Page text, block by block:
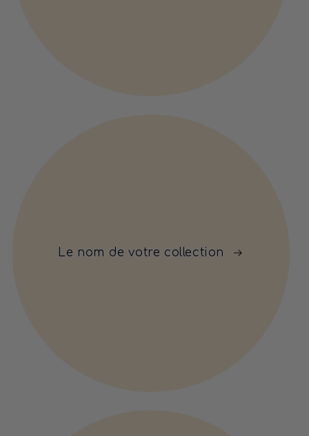
Le nom de votre collection